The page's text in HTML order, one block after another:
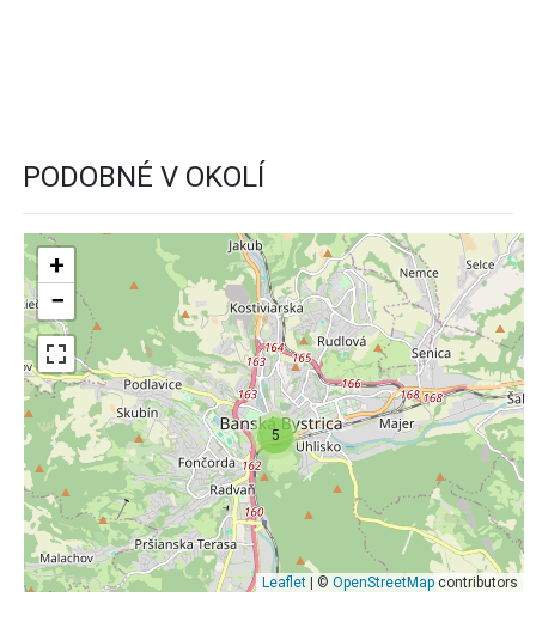
PODOBNÉ V OKOLÍ
5
+
−
Leaflet | © OpenStreetMap contributors